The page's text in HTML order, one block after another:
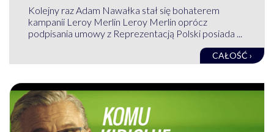
Kolejny raz Adam Nawałka stał się bohaterem
kampanii Leroy Merlin Leroy Merlin oprócz
podpisania umowy z Reprezentacją Polski posiada ...
CAŁOŚĆ ›